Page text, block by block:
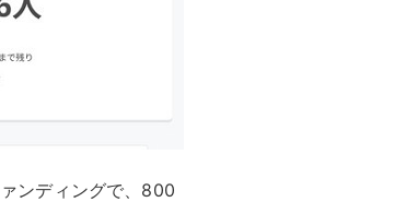
ンディングで、800